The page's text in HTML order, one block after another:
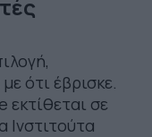
ότι έβρισκε.
εκτίθεται σε
Ινστιτούτα